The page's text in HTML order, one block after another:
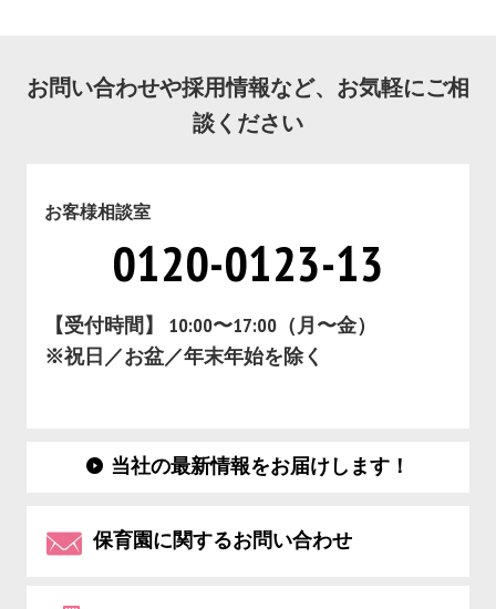
お問い合わせや採用情報など、お気軽にご相
談ください
お客様相談室
0120-0123-13
【受付時間】 10:00〜17:00（月〜金）
※祝日／お盆／年末年始を除く
当社の最新情報をお届けします！
保育園に関するお問い合わせ